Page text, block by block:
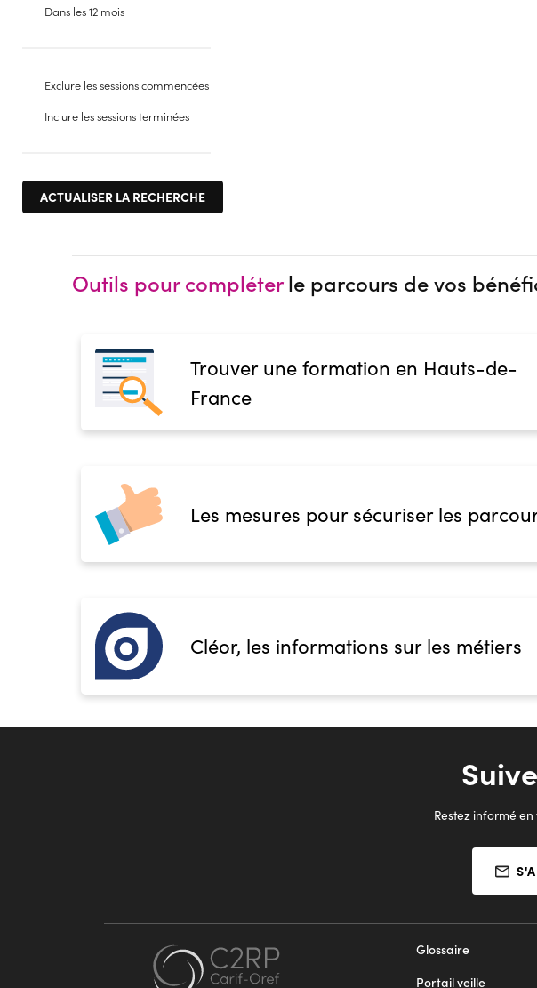
Dans les 12 mois
Exclure les sessions commencées
Inclure les sessions terminées
Outils pour compléterle parcours de vos
Trouver une formation en Hauts-de-
France
Les mesures pour sécuriser les
Cléor, les informations sur les métiers
Restez informé
Glossaire
Portail veille